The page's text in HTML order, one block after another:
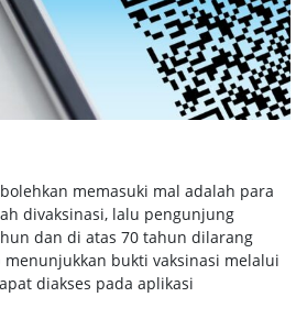
memasuki mal adalah para
divaksinasi, lalu pengunjung
dan di atas 70 tahun dilarang
bukti vaksinasi melalui
diakses pada aplikasi